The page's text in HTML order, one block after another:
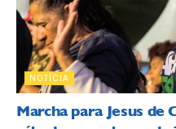
NOTÍCIA
Marcha para Jesus de